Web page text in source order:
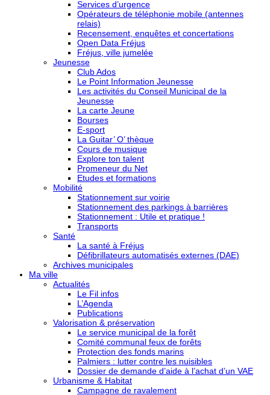
Services d’urgence
Opérateurs de téléphonie mobile (antennes
relais)
Recensement, enquêtes et concertations
Open Data Fréjus
Fréjus, ville jumelée
Jeunesse
Club Ados
Le Point Information Jeunesse
Les activités du Conseil Municipal de la
Jeunesse
La carte Jeune
Bourses
E-sport
La Guitar’ O’ thèque
Cours de musique
Explore ton talent
Promeneur du Net
Etudes et formations
Mobilité
Stationnement sur voirie
Stationnement des parkings à barrières
Stationnement : Utile et pratique !
Transports
Santé
La santé à Fréjus
Défibrillateurs automatisés externes (DAE)
Archives municipales
Ma ville
Actualités
Le Fil infos
L’Agenda
Publications
Valorisation & préservation
Le service municipal de la forêt
Comité communal feux de forêts
Protection des fonds marins
Palmiers : lutter contre les nuisibles
Dossier de demande d’aide à l’achat d’un VAE
Urbanisme & Habitat
Campagne de ravalement